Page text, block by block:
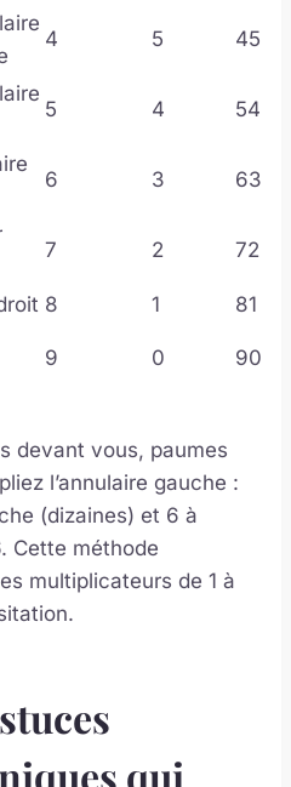
4 5 45
5 4 54
6 3 63
7 2 72
8 1 81
9 0 90
devant vous, paumes
l’annulaire gauche :
(dizaines) et 6 à
Cette méthode
multiplicateurs de 1 à
qui